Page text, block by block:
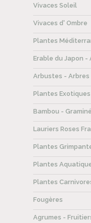
Vivaces Soleil
Vivaces d' Ombre
Plantes
Erable du Japon -
Arbustes - Arbres
Plantes Exotiques
Bambou -
Lauriers Roses
Plantes
Plantes
Plantes
Fougères
Agrumes -